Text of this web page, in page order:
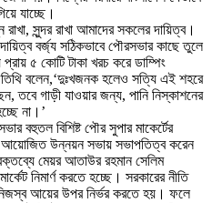
যাচ্ছে।
সুন্দর রাখা আমাদের সকলের দায়িত্ব।
বর্জ্য সঠিকভাবে পৌরসভার কাছে তুলে
৫ কোটি টাকা খরচ করে ডাম্পিং
বলেন,‘দুঃখজনক হলেও সত্যি এই শহরে
তবে গাড়ী যাওয়ার জন্য, পানি নিস্কাশনের
না।’
বহুতল বিশিষ্ট পৌর সুপার মাকের্টের
উন্নয়ন সভায় সভাপতিত্ব করেন
মেয়র আতাউর রহমান সেলিম
নিমার্ণ করতে হচ্ছে। সরকারের নীতি
নিজস্ব আয়ের উপর নির্ভর করতে হয়। ফলে